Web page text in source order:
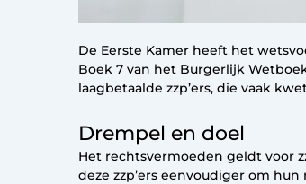
De Eerste Kamer heeft het
Boek 7 van het Burgerlijk
laagbetaalde zzp’ers, die vaak
Drempel en doel
Het rechtsvermoeden geldt voor
deze zzp’ers eenvoudiger om